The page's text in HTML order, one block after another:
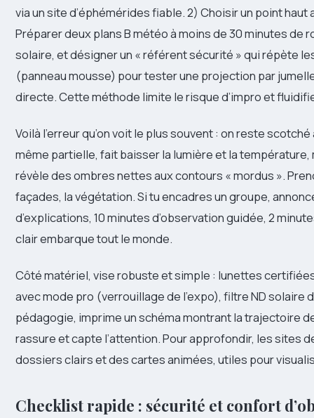
via un site d’éphémérides fiable. 2) Choisir un point
Préparer deux plans B météo à moins de 30 minutes
solaire, et désigner un « référent sécurité » qui répète
(panneau mousse) pour tester une projection par
directe. Cette méthode limite le risque d’impro et
Voilà l’erreur qu’on voit le plus souvent : on reste
même partielle, fait baisser la lumière et la
révèle des ombres nettes aux contours « mordus ».
façades, la végétation. Si tu encadres un groupe,
d’explications, 10 minutes d’observation guidée, 2
clair embarque tout le monde.
Côté matériel, vise robuste et simple : lunettes
avec mode pro (verrouillage de l’expo), filtre ND solaire
pédagogie, imprime un schéma montrant la trajectoire
rassure et capte l’attention. Pour approfondir, les sites
dossiers clairs et des cartes animées, utiles pour
Checklist rapide : sécurité et confort